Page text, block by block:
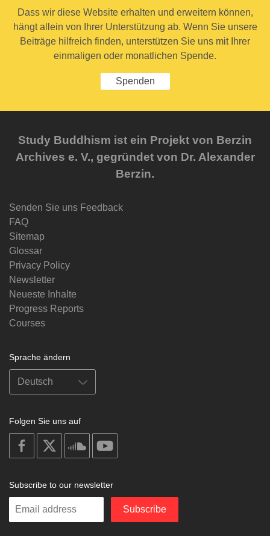
Dass wir diese Website erhalten und erweitern können,
hängt allein von Ihrer Unterstützung ab. Wenn Sie unsere
Beiträge hilfreich finden, unterstützen Sie uns mit Ihrer
einmaligen oder monatlichen Spende.
Spenden
Study Buddhism ist ein Projekt von Berzin
Archives e. V., gegründet von Dr. Alexander
Berzin.
Senden Sie uns Feedback
FAQ
Sitemap
Glossar
Privacy Policy
Newsletter
Neueste Inhalte
Progress Reports
Courses
Sprache ändern
Folgen Sie uns auf
on
facebook
soundcloud
Subscribe to our newsletter
Enter
Subscribe